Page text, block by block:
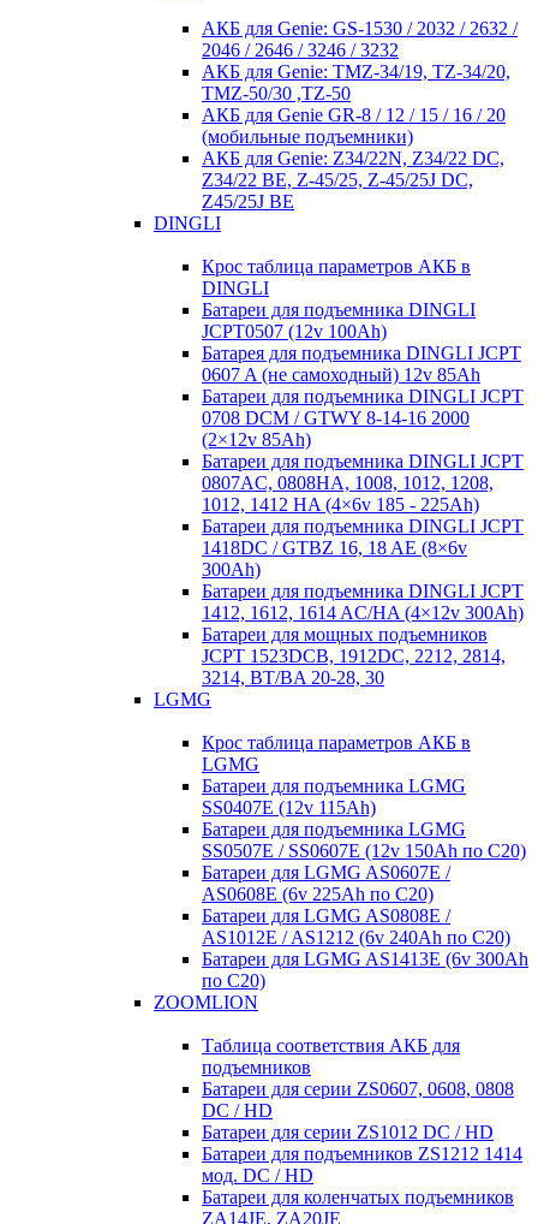
АКБ для Genie: GS-1530 / 2032 / 2632 /
2046 / 2646 / 3246 / 3232
АКБ для Genie: TMZ-34/19, TZ-34/20,
TMZ-50/30 ,TZ-50
АКБ для Genie GR-8 / 12 / 15 / 16 / 20
(мобильные подъемники)
АКБ для Genie: Z34/22N, Z34/22 DC,
Z34/22 BE, Z-45/25, Z-45/25J DC,
Z45/25J BE
DINGLI
Крос таблица параметров АКБ в
DINGLI
Батареи для подъемника DINGLI
JCPT0507 (12v 100Ah)
Батарея для подъемника DINGLI JCPT
0607 A (не самоходный) 12v 85Ah
Батареи для подъемника DINGLI JCPT
0708 DCM / GTWY 8-14-16 2000
(2×12v 85Ah)
Батареи для подъемника DINGLI JCPT
0807AC, 0808HA, 1008, 1012, 1208,
1012, 1412 HA (4×6v 185 - 225Ah)
Батареи для подъемника DINGLI JCPT
1418DC / GTBZ 16, 18 AE (8×6v
300Ah)
Батареи для подъемника DINGLI JCPT
1412, 1612, 1614 AC/HA (4×12v 300Ah)
Батареи для мощных подъемников
JCPT 1523DCB, 1912DC, 2212, 2814,
3214, BT/BA 20-28, 30
LGMG
Крос таблица параметров АКБ в
LGMG
Батареи для подъемника LGMG
SS0407E (12v 115Ah)
Батареи для подъемника LGMG
SS0507E / SS0607E (12v 150Ah по С20)
Батареи для LGMG AS0607E /
AS0608E (6v 225Ah по С20)
Батареи для LGMG AS0808E /
AS1012E / AS1212 (6v 240Ah по С20)
Батареи для LGMG AS1413E (6v 300Ah
по С20)
ZOOMLION
Таблица соответствия АКБ для
подъемников
Батареи для серии ZS0607, 0608, 0808
DC / HD
Батареи для серии ZS1012 DC / HD
Батареи для подъемников ZS1212 1414
мод. DC / HD
Батареи для коленчатых подъемников
ZA14JE, ZA20JE